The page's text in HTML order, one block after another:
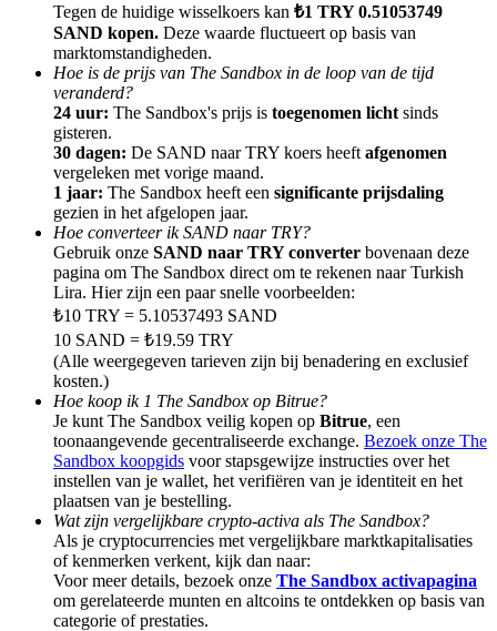
Deposit CASHCAT & Win
Share 500000 CASHCAT prize pool
Exclusive for BitMart Users
Register & Trade to Win 500,000 USDT
Precious Metals Trading Carnival
Trade Gold & Silver · 33,333 USDT Bonus
USDT New User Exclusive 10% APR
USDT Flexible Staking | Daily Rewards
Tegen de huidige wisselkoers kan ₺1 TRY 0.51053749
SAND kopen. Deze waarde fluctueert op basis van
marktomstandigheden.
Hoe is de prijs van The Sandbox in de loop van de tijd
veranderd?
24 uur: The Sandbox's prijs is toegenomen licht sinds
gisteren.
30 dagen: De SAND naar TRY koers heeft afgenomen
vergeleken met vorige maand.
1 jaar: The Sandbox heeft een significante prijsdaling
gezien in het afgelopen jaar.
Hoe converteer ik SAND naar TRY?
Gebruik onze SAND naar TRY converter bovenaan deze
pagina om The Sandbox direct om te rekenen naar Turkish
Lira. Hier zijn een paar snelle voorbeelden:
₺10 TRY = 5.10537493 SAND
10 SAND = ₺19.59 TRY
(Alle weergegeven tarieven zijn bij benadering en exclusief
kosten.)
Hoe koop ik 1 The Sandbox op Bitrue?
Je kunt The Sandbox veilig kopen op Bitrue, een
toonaangevende gecentraliseerde exchange. Bezoek onze The
Sandbox koopgids voor stapsgewijze instructies over het
instellen van je wallet, het verifiëren van je identiteit en het
plaatsen van je bestelling.
Wat zijn vergelijkbare crypto-activa als The Sandbox?
Als je cryptocurrencies met vergelijkbare marktkapitalisaties
of kenmerken verkent, kijk dan naar:
Voor meer details, bezoek onze The Sandbox activapagina
om gerelateerde munten en altcoins te ontdekken op basis van
categorie of prestaties.